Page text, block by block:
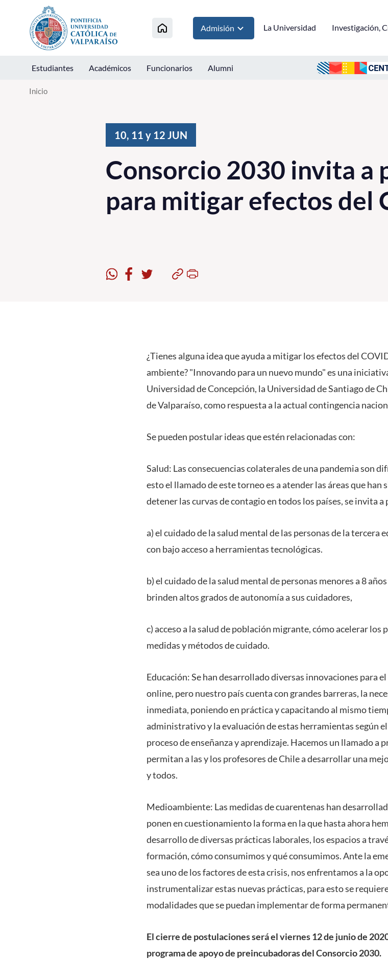
Click acá para ir directamente al contenido
Admisión La Universidad Investigación,
Estudiantes Académicos Funcionarios Alumni
Inicio
10, 11 y 12 JUN
Consorcio 2030 invita a
para mitigar efectos del
¿Tienes alguna idea que ayuda a mitigar los efectos del
ambiente? "Innovando para un nuevo mundo" es una
Universidad de Concepción, la Universidad de Santiago de
de Valparaíso, como respuesta a la actual contingencia
Se pueden postular ideas que estén relacionadas con:
Salud: Las consecuencias colaterales de una pandemia son
esto el llamado de este torneo es a atender las áreas que han
detener las curvas de contagio en todos los países, se invita
a) el cuidado de la salud mental de las personas de la tercera
con bajo acceso a herramientas tecnológicas.
b) el cuidado de la salud mental de personas menores a 8
brinden altos grados de autonomía a sus cuidadores,
c) acceso a la salud de población migrante, cómo acelerar los
medidas y métodos de cuidado.
Educación: Se han desarrollado diversas innovaciones para
online, pero nuestro país cuenta con grandes barreras, la
inmediata, poniendo en práctica y capacitando al mismo
administrativo y la evaluación de estas herramientas según
proceso de enseñanza y aprendizaje. Hacemos un llamado a
permitan a las y los profesores de Chile a desarrollar una
y todos.
Medioambiente: Las medidas de cuarentenas han
ponen en cuestionamiento la forma en la que hasta ahora
desarrollo de diversas prácticas laborales, los espacios a
formación, cómo consumimos y qué consumimos. Ante la
sea uno de los factores de esta crisis, nos enfrentamos a la
instrumentalizar estas nuevas prácticas, para esto se
modalidades que se puedan implementar de forma
El cierre de postulaciones será el viernes 12 de junio de
programa de apoyo de preincubadoras del Consorcio 2030.